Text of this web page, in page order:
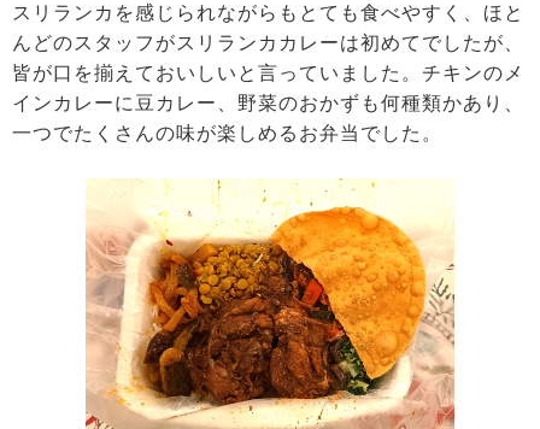
スリランカを感じられながらもとても食べやすく、ほと
んどのスタッフがスリランカカレーは初めてでしたが、
皆が口を揃えておいしいと言っていました。チキンのメ
インカレーに豆カレー、野菜のおかずも何種類かあり、
一つでたくさんの味が楽しめるお弁当でした。